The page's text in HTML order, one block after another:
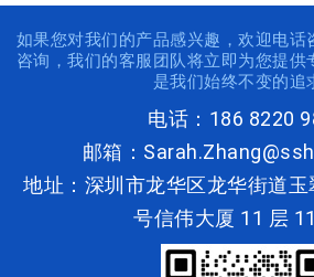
如果您对我们的产品感兴趣，欢迎电话
咨询，我们的客服团队将立即为您提供
是我们始终不变的追
电话：186 8220
邮箱：
地址：深圳市龙华区龙华街道玉
号信伟大厦 11 层